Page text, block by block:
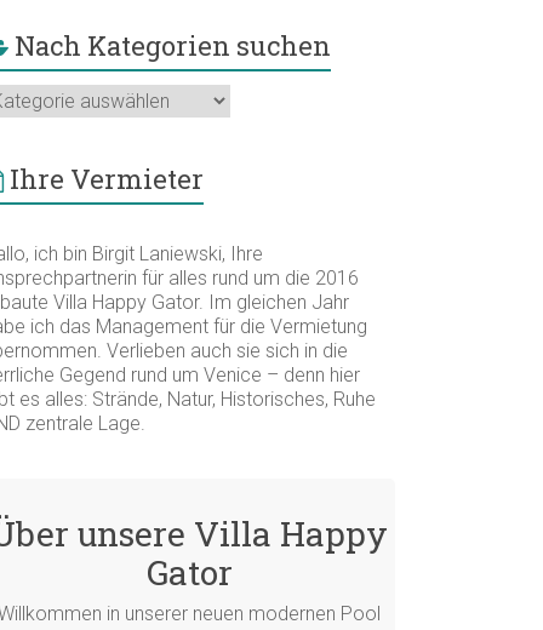
Nach Kategorien suchen
Ihre Vermieter
ich bin Birgit Laniewski, Ihre
für alles rund um die 2016
Villa Happy Gator. Im gleichen Jahr
ich das Management für die Vermietung
Verlieben auch sie sich in die
Gegend rund um Venice – denn hier
es alles: Strände, Natur, Historisches, Ruhe
zentrale Lage.
unsere Villa Happy
Gator
in unserer neuen modernen Pool